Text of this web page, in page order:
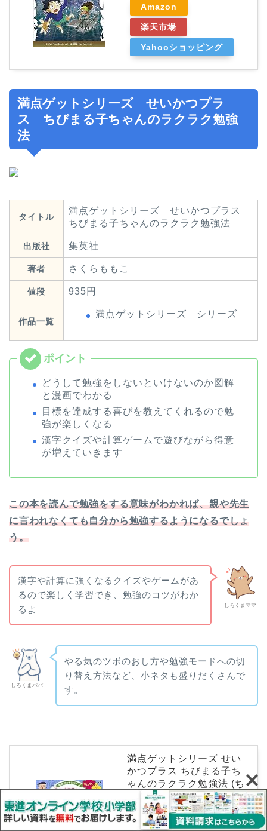
Amazon
楽天市場
Yahooショッピング
満点ゲットシリーズ せいかつプラ
ス ちびまる子ちゃんのラクラク勉強
法
タイトル
満点ゲットシリーズ せいかつプラス
ちびまる子ちゃんのラクラク勉強法
出版社 集英社
著者 さくらももこ
値段 935円
作品一覧
満点ゲットシリーズ シリーズ
どうして勉強をしないといけないのか図解
と漫画でわかる
目標を達成する喜びを教えてくれるので勉
強が楽しくなる
漢字クイズや計算ゲームで遊びながら得意
が増えていきます
この本を読んで勉強をする意味がわかれば、親や先生
に言われなくても自分から勉強するようになるでしょ
う。
しろくまママ
漢字や計算に強くなるクイズやゲームがあ
るので楽しく学習でき、勉強のコツがわか
るよ
しろくまパパ
やる気のツボのおし方や勉強モードへの切
り替え方法など、小ネタも盛りだくさんで
す。
満点ゲットシリーズ せい
かつプラス ちびまる子ち
ゃんのラクラク勉強法 (ち
びまる子ちゃん/満点ゲッ
トシリーズ)
created by Rinker
集英社